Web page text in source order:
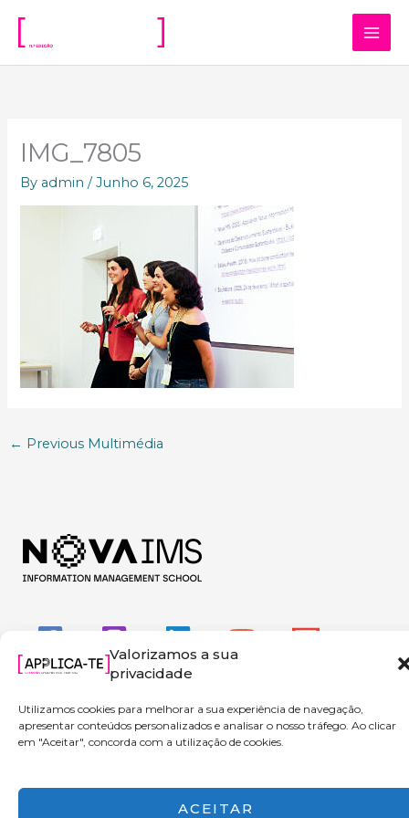
Valorizamos a sua
privacidade
Utilizamos cookies para melhorar a sua experiência de navegação,
apresentar conteúdos personalizados e analisar o nosso tráfego. Ao clicar
em "Aceitar", concorda com a utilização de cookies.
ACEITAR
content
IMG_7805
By admin/Junho 6, 2025
← Previous Multimédia
Copyright © 2026 Applica-te | Powered by NOVA IMS